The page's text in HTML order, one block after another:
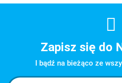
Zapisz się do
I bądź na bieżąco ze